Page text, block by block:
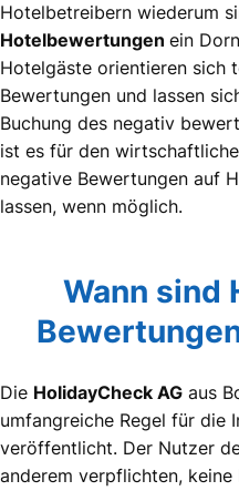
Hotelbetreibern wiederum
Hotelbewertungen ein
Hotelgäste orientieren sich
Bewertungen und lassen
Buchung des negativ
ist es für den
negative Bewertungen auf
lassen, wenn möglich.
Wann sind
Die HolidayCheck AG aus
umfangreiche Regel für die
veröffentlicht. Der Nutzer
anderem verpflichten,